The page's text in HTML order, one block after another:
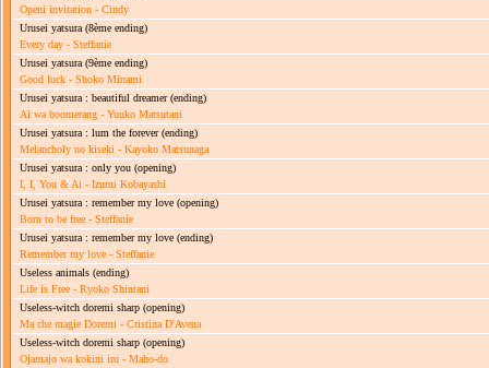
Openi invitation - Cindy
Urusei yatsura (8ème ending)
Every day - Steffanie
Urusei yatsura (9ème ending)
Good luck - Shoko Minami
Urusei yatsura : beautiful dreamer(ending)
Ai wa boomerang - Yuuko Matsutani
Urusei yatsura : lum the forever(ending)
Melancholy no kiseki - Kayoko Matsunaga
Urusei yatsura : only you (opening)
I, I, You & Ai - Izumi Kobayashi
Urusei yatsura : remember my love (opening)
Born to be free - Steffanie
Urusei yatsura : remember my love (ending)
Remember my love - Steffanie
Useless animals (ending)
Life is Free - Ryoko Shintani
Useless-witch doremi sharp (opening)
Ma che magie Doremi - Cristina D'Avena
Useless-witch doremi sharp (opening)
Ojamajo wa kokini iru - Maho-do